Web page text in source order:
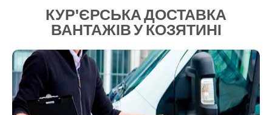
Швидка кур’єрська доставка
Доставка за 60 хвилин
Замовлення їжі на дім
АТБ доставка
Сільпо доставка
Варус доставка
КУР'ЄРСЬКА ДОСТАВКА
ВАНТАЖІВ У КОЗЯТИНІ
Лозова
Лука-Мелешківська
Львів
Малин
Марганець
Миргород